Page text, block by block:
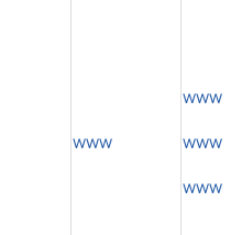
www
www
www
www